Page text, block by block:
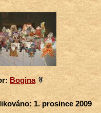
Bogina
1. prosince 2009